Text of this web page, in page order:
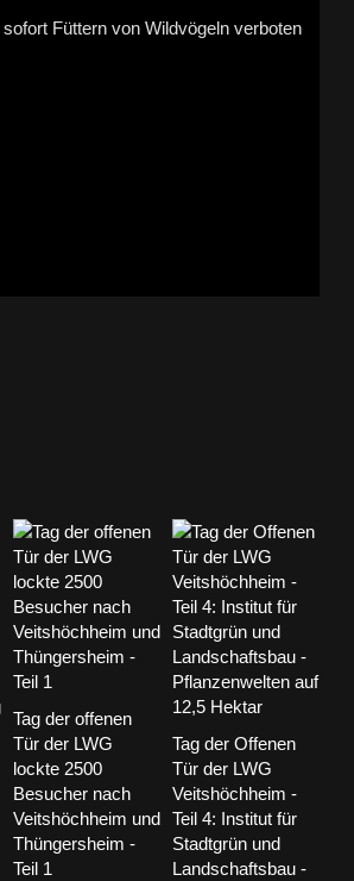
Tag der offenen
Tür der LWG
lockte 2500
Besucher nach
Veitshöchheim und
Thüngersheim -
Teil 1
Tag der Offenen
Tür der LWG
Veitshöchheim -
Teil 4: Institut für
Stadtgrün und
Landschaftsbau -